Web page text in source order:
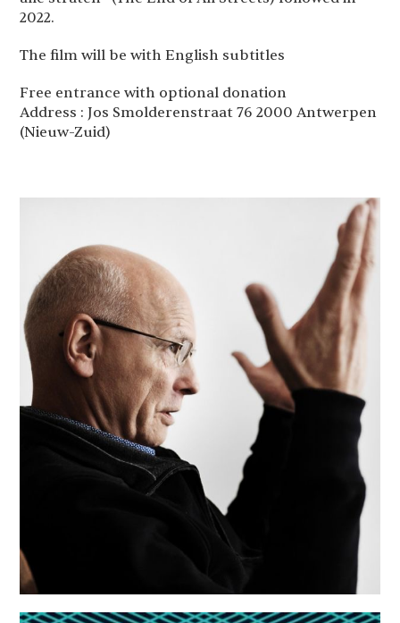
2022.
The film will be with English subtitles
Free entrance with optional donation
Address : Jos Smolderenstraat 76 2000 Antwerpen
(Nieuw-Zuid)